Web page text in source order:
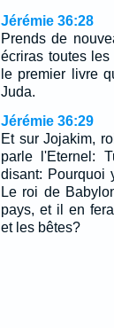
Jérémie 36:28
Prends de
écriras toutes
le premier livre
Juda.
Jérémie 36:29
Et sur Jojakim,
parle l'Eternel:
disant: Pourquoi
Le roi de
pays, et il en
et les bêtes?